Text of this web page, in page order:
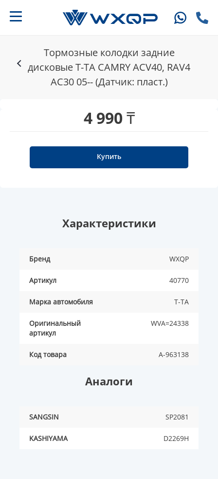
Тормозные колодки задние
дисковые T-TA CAMRY ACV40, RAV4
AC30 05-- (Датчик: пласт.)
4 990 ₸
Купить
Характеристики
Бренд WXQP
Артикул 40770
Марка автомобиля T-TA
Оригинальный
артикул
WVA=24338
Код товара A-963138
Аналоги
SANGSIN SP2081
KASHIYAMA D2269H